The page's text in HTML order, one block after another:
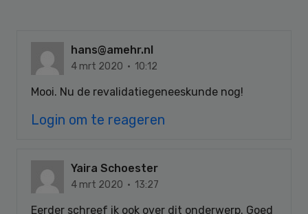
hans@amehr.nl
4 mrt 2020 · 10:12
Mooi. Nu de revalidatiegeneeskunde nog!
Login om te reageren
Yaira Schoester
4 mrt 2020 · 13:27
Eerder schreef ik ook over dit onderwerp. Goed